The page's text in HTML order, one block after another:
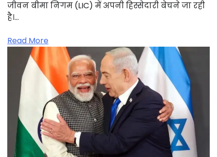
जीवन बीमा निगम (LIC) में अपनी हिस्सेदारी बेचने जा रही
है।…
Read More